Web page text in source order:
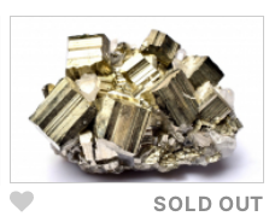
SOLD OUT